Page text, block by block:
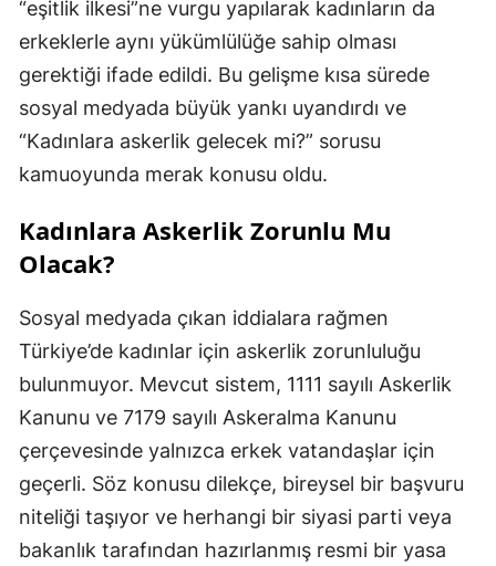
“eşitlik ilkesi”ne vurgu yapılarak kadınların da
erkeklerle aynı yükümlülüğe sahip olması
gerektiği ifade edildi. Bu gelişme kısa sürede
sosyal medyada büyük yankı uyandırdı ve
“Kadınlara askerlik gelecek mi?” sorusu
kamuoyunda merak konusu oldu.
Kadınlara Askerlik Zorunlu Mu
Olacak?
Sosyal medyada çıkan iddialara rağmen
Türkiye’de kadınlar için askerlik zorunluluğu
bulunmuyor. Mevcut sistem, 1111 sayılı Askerlik
Kanunu ve 7179 sayılı Askeralma Kanunu
çerçevesinde yalnızca erkek vatandaşlar için
geçerli. Söz konusu dilekçe, bireysel bir başvuru
niteliği taşıyor ve herhangi bir siyasi parti veya
bakanlık tarafından hazırlanmış resmi bir yasa